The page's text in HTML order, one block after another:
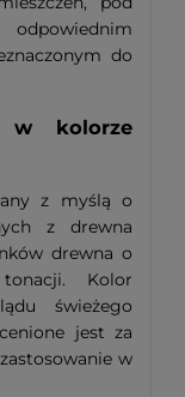
do
w kolorze
z myślą o
z drewna
drewna o
tonacji. Kolor
świeżego
jest za
w